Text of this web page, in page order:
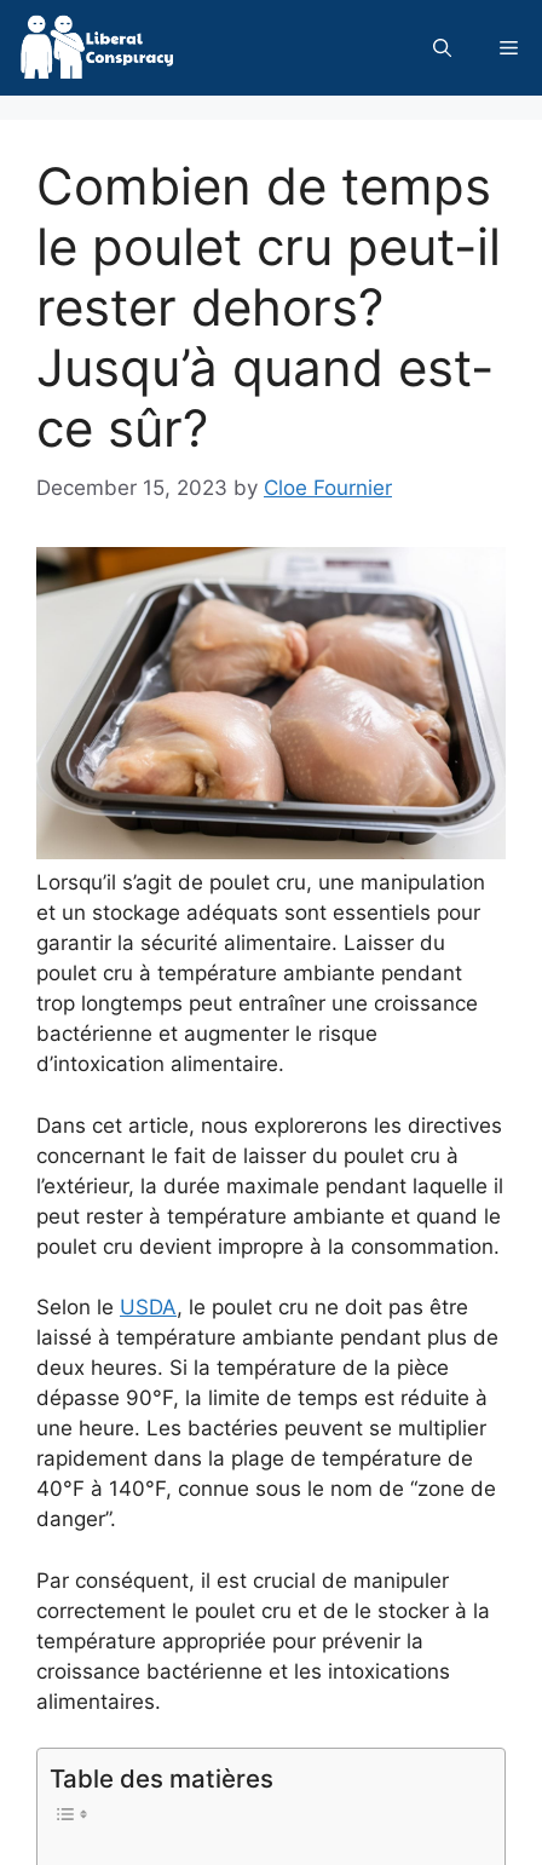
Skip
content
Combien de temps
le poulet cru peut-il
rester dehors?
Jusqu’à quand est-
ce sûr?
December 15, 2023 by Cloe Fournier
Lorsqu’il s’agit de poulet cru, une manipulation
et un stockage adéquats sont essentiels pour
garantir la sécurité alimentaire. Laisser du
poulet cru à température ambiante pendant
trop longtemps peut entraîner une croissance
bactérienne et augmenter le risque
d’intoxication alimentaire.
Dans cet article, nous explorerons les directives
concernant le fait de laisser du poulet cru à
l’extérieur, la durée maximale pendant laquelle il
peut rester à température ambiante et quand le
poulet cru devient impropre à la consommation.
Selon le USDA, le poulet cru ne doit pas être
laissé à température ambiante pendant plus de
deux heures. Si la température de la pièce
dépasse 90°F, la limite de temps est réduite à
une heure. Les bactéries peuvent se multiplier
rapidement dans la plage de température de
40°F à 140°F, connue sous le nom de “zone de
danger”.
Par conséquent, il est crucial de manipuler
correctement le poulet cru et de le stocker à la
température appropriée pour prévenir la
croissance bactérienne et les intoxications
alimentaires.
Table des matières